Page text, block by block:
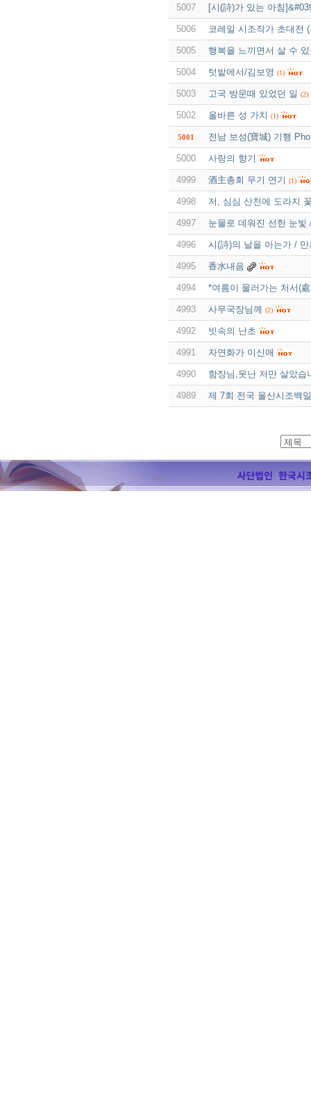
5007 [시(詩)가 있는 아침
5006 코레일 시조작가 초대전
5005 행복을 느끼면서 살 수
5004 텃밭에서/김보영 (1)
5003 고국 방문때 있었던 일 (2)
5002 올바른 성 가치 (1)
5001 전남 보성(寶城) 기행
5000 사랑의 향기
4999 酒主총회 무기 연기 (1)
4998 저, 심심 산천에 도라지
4997 눈물로 데워진 선한 눈빛
4996 시(詩)의 날을 아는가 /
4995 香水내음
4994 *여름이 물러가는 처서(
4993 사무국장님께 (2)
4992 빗속의 난초
4991 자연화가 이신애
4990 함장님,못난 저만 살았습
4989 제 7회 전국 울산시조백